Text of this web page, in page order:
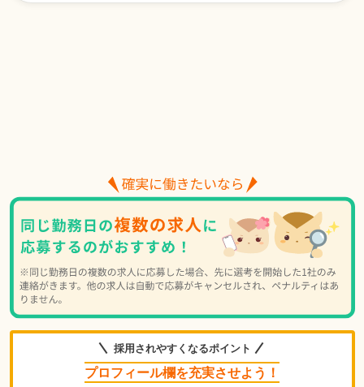
採用されやすくなるポイント
プロフィール欄を充実させよう！